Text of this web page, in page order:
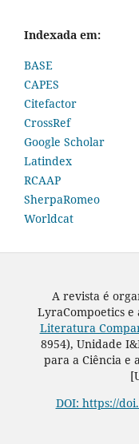
Indexada em:
BASE
CAPES
Citefactor
CrossRef
Google Scholar
Latindex
RCAAP
SherpaRomeo
Worldcat
A revista é
LyraCompoetics e
Literatura
8954), Unidade
para a Ciência e
DOI: https://